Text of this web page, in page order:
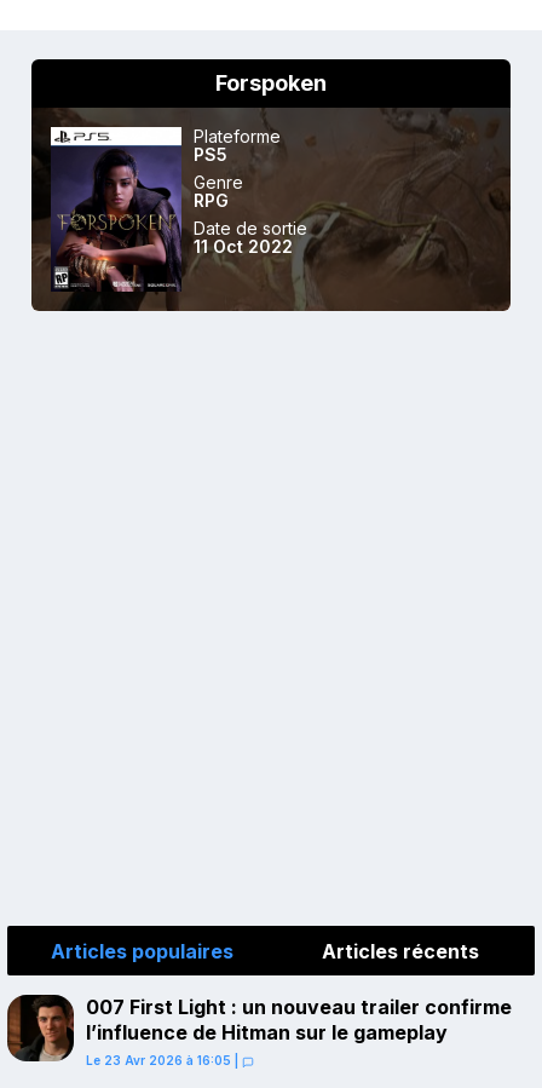
Forspoken
Plateforme
PS5
Genre
RPG
Date de sortie
11 Oct 2022
Articles populaires Articles récents
007 First Light : un nouveau trailer confirme
l’influence de Hitman sur le gameplay
Le 23 Avr 2026 à 16:05